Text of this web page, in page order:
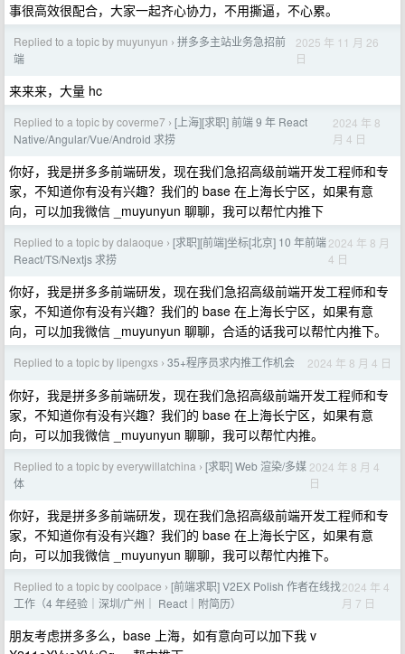
事很高效很配合，大家一起齐心协力，不用撕逼，不心累。
Replied to a topic by muyunyun › 拼多多主站业务急招前
端
2025 年 11 月 26
日
来来来，大量 hc
Replied to a topic by coverme7 › [上海][求职] 前端 9 年 React
Native/Angular/Vue/Android 求捞
2024 年 8
月 4 日
你好，我是拼多多前端研发，现在我们急招高级前端开发工程师和专
家，不知道你有没有兴趣？我们的 base 在上海长宁区，如果有意
向，可以加我微信 _muyunyun 聊聊，我可以帮忙内推下
Replied to a topic by dalaoque › [求职][前端]坐标[北京] 10 年前端
React/TS/Nextjs 求捞
2024 年 8 月
4 日
你好，我是拼多多前端研发，现在我们急招高级前端开发工程师和专
家，不知道你有没有兴趣？我们的 base 在上海长宁区，如果有意
向，可以加我微信 _muyunyun 聊聊，合适的话我可以帮忙内推下。
Replied to a topic by lipengxs › 35+程序员求内推工作机会 2024 年 8 月 4 日
你好，我是拼多多前端研发，现在我们急招高级前端开发工程师和专
家，不知道你有没有兴趣？我们的 base 在上海长宁区，如果有意
向，可以加我微信 _muyunyun 聊聊，我可以帮忙内推。
Replied to a topic by everywillatchina › [求职] Web 渲染/多媒
体
2024 年 8 月 4
日
你好，我是拼多多前端研发，现在我们急招高级前端开发工程师和专
家，不知道你有没有兴趣？我们的 base 在上海长宁区，如果有意
向，可以加我微信 _muyunyun 聊聊，我可以帮忙内推下。
Replied to a topic by coolpace › [前端求职] V2EX Polish 作者在线找
工作（4 年经验｜深圳/广州｜ React｜附简历）
2024 年 4
月 7 日
朋友考虑拼多多么，base 上海，如有意向可以加下我 v